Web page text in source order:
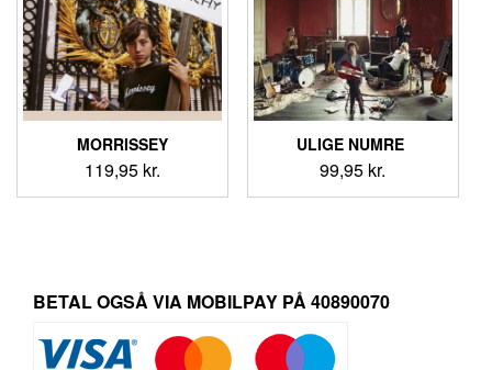
MORRISSEY
119,95 kr.
ULIGE NUMRE ‎
99,95 kr.
BETAL OGSÅ VIA MOBILPAY PÅ 40890070